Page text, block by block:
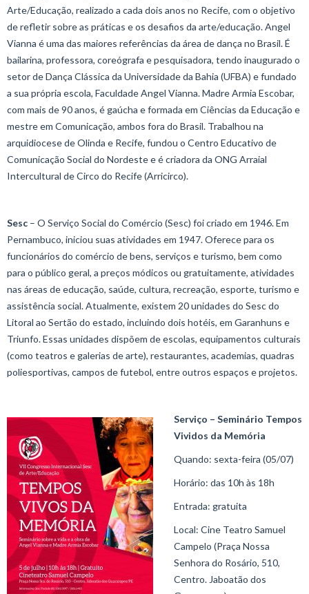
Arte/Educação, realizado a cada dois anos no Recife, com o objetivo
de refletir sobre as práticas e os desafios da arte/educação. Angel
Vianna é uma das maiores referências da área de dança no Brasil. É
bailarina, professora, coreógrafa e pesquisadora, tendo inaugurado o
setor de Dança Clássica da Universidade da Bahia (UFBA) e fundado
a sua própria escola, Faculdade Angel Vianna. Madre Armia Escobar,
com mais de 90 anos, é gaúcha e formada em Ciências da Educação e
mestre em Comunicação, ambos fora do Brasil. Trabalhou na
arquidiocese de Olinda e Recife, fundou o Centro Educativo de
Comunicação Social do Nordeste e é criadora da ONG Arraial
Intercultural de Circo do Recife (Arricirco).
Sesc – O Serviço Social do Comércio (Sesc) foi criado em 1946. Em
Pernambuco, iniciou suas atividades em 1947. Oferece para os
funcionários do comércio de bens, serviços e turismo, bem como
para o público geral, a preços módicos ou gratuitamente, atividades
nas áreas de educação, saúde, cultura, recreação, esporte, turismo e
assistência social. Atualmente, existem 20 unidades do Sesc do
Litoral ao Sertão do estado, incluindo dois hotéis, em Garanhuns e
Triunfo. Essas unidades dispõem de escolas, equipamentos culturais
(como teatros e galerias de arte), restaurantes, academias, quadras
poliesportivas, campos de futebol, entre outros espaços e projetos.
Serviço – Seminário Tempos
Vividos da Memória
Quando: sexta-feira (05/07)
Horário: das 10h às 18h
Entrada: gratuita
Local: Cine Teatro Samuel
Campelo (Praça Nossa
Senhora do Rosário, 510,
Centro. Jaboatão dos